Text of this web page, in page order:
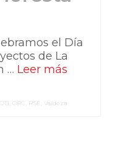
el Día
de La
… Leer más
ORC RSE Valdeza